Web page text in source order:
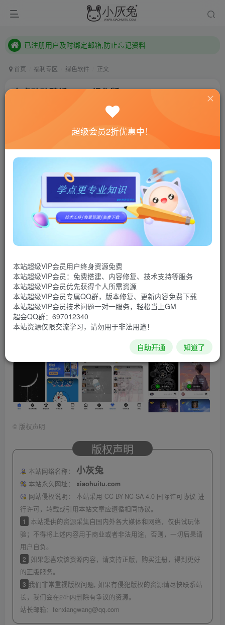
已注册用户及时绑定邮箱,防止忘记资料
已注册用户及时绑定邮箱,防止忘记资料
首页 福利专区 绿色软件 正文
安卓动动壁纸v4.6.4绿化版
联网教程： 内附教程
单机教程： 内附教程
不懂的话联系客服！！！
动动壁纸APP一款个性化的壁纸APP。百万高清无水印
的闪动壁纸，炫酷头像，主题套图随心换！不同种类，高品
质精选壁纸，桌面壁纸、锁屏壁纸、聊天透明壁纸满足你对
软件截图
© 版权声明
版权声明
本站网络名称： 小灰兔
本站永久网址：
xiaohuitu.com
网站侵权说明：
本站采用 CC BY-NC-SA 4.0 国际许可协议 进
行许可，转载或引用本站文章应遵循相同协议。
1
本站提供的资源采集自国内外各大媒体和网络，仅供试玩体
验；不得将上述内容用于商业或者非法用途，否则，一切后果请
用户自负。
2
如果您喜欢该资源内容，请支持正版，购买注册，得到更好
的正版服务。
3 我们非常重视版权问题, 如果有侵犯版权的资源请尽快联系站
长，我们会在24h内删除有争议的资源。
站长邮箱： fenxiangwang@qq.com
超级会员2折优惠中！
本站超级VIP会员用户终身资源免费
本站超级VIP会员：免费搭建、内容修复、技术支持等服务
本站超级VIP会员优先获得个人所需资源
本站超级VIP会员专属QQ群，版本修复、更新内容免费下载
本站超级VIP会员技术问题一对一服务，轻松当上GM
超会QQ群：697012340
本站资源仅限交流学习，请勿用于非法用途！
自助开通 知道了